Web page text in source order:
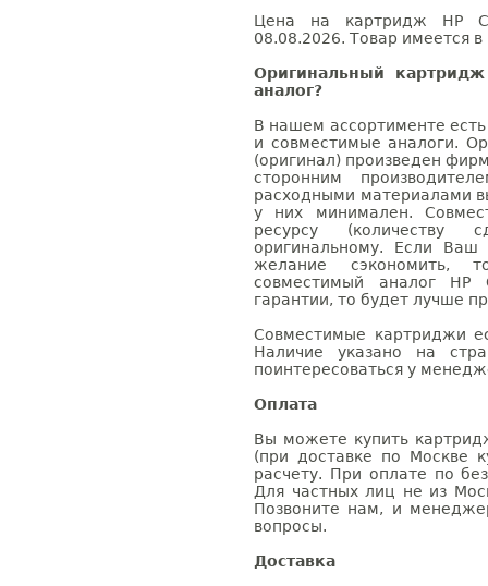
Цена на картридж HP
08.08.2026. Товар имеется в
Оригинальный
аналог?
В нашем ассортименте
и совместимые аналоги.
(оригинал) произведен
сторонним
расходными материалами
у них минимален.
ресурсу (количеству
оригинальному. Если
желание сэкономить,
совместимый аналог
гарантии, то будет лучше
Совместимые картриджи
Наличие указано на
поинтересоваться у
Оплата
Вы можете купить
(при доставке по Москве
расчету. При оплате по
Для частных лиц не из
Позвоните нам, и
вопросы.
Доставка